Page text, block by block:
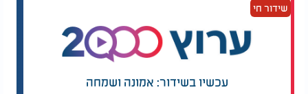
"לא כל לחם נולד שווה":
היתרון הבריאותי
שמסתתר במחמצת
הזהב שמעתם?
ירידה במשקל:
שידור חי
עכשיו בשידור: אמונה ושמחה